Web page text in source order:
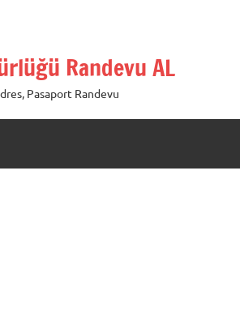
Randevu AL
Pasaport Randevu